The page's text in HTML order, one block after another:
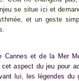
se situe ici et
et un geste
Cannes et de la Mer
aspect du jeu pour
lui, les légendes